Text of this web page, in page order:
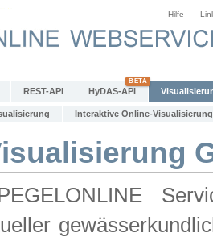
Hilfe
REST-API HyDAS-API
Interaktive Online-Visualisierung